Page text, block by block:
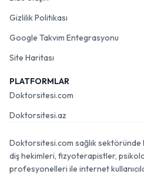
Gizlilik Politikası
Google Takvim Entegrasyonu
Site Haritası
PLATFORMLAR
Doktorsitesi.com
Doktorsitesi.az
Doktorsitesi.com sağlık sektöründe
diş hekimleri, fizyoterapistler,
profesyonelleri ile internet